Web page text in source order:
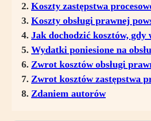
Koszty zastępstwa
Koszty obsługi prawnej
Jak dochodzić kosztów, gdy
Wydatki poniesione na
Zwrot kosztów obsługi
Zwrot kosztów zastępstwa
Zdaniem autorów